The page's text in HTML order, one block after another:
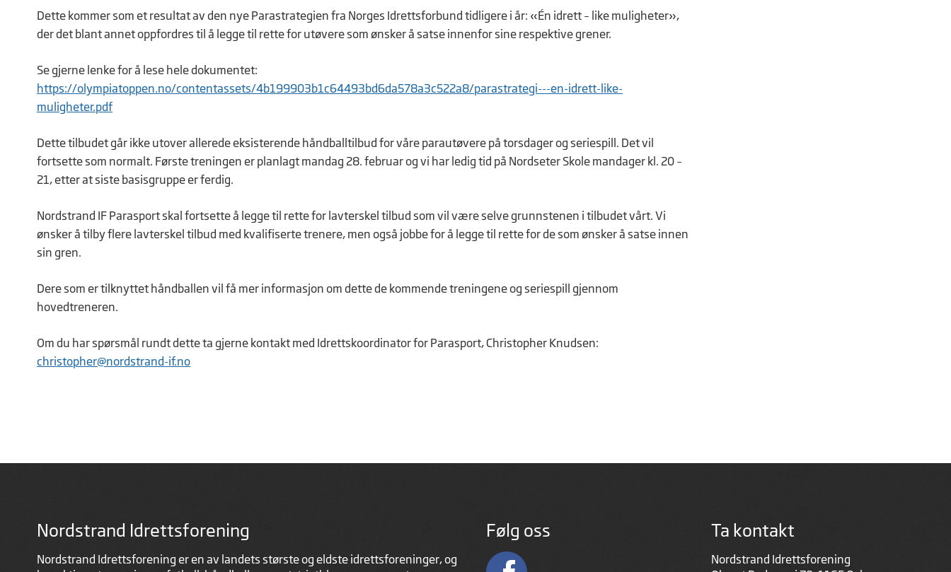
Dette kommer som et resultat av den nye Parastrategien fra Norges Idrettsforbund tidligere i år: «Én idrett – like muligheter»,
der det blant annet oppfordres til å legge til rette for utøvere som ønsker å satse innenfor sine respektive grener.
Se gjerne lenke for å lese hele dokumentet:
https://olympiatoppen.no/contentassets/4b199903b1c64493bd6da578a3c522a8/parastrategi---en-idrett-like-
muligheter.pdf
Dette tilbudet går ikke utover allerede eksisterende håndballtilbud for våre parautøvere på torsdager og seriespill. Det vil
fortsette som normalt. Første treningen er planlagt mandag 28. februar og vi har ledig tid på Nordseter Skole mandager kl. 20 –
21, etter at siste basisgruppe er ferdig.
Nordstrand IF Parasport skal fortsette å legge til rette for lavterskel tilbud som vil være selve grunnstenen i tilbudet vårt. Vi
ønsker å tilby flere lavterskel tilbud med kvalifiserte trenere, men også jobbe for å legge til rette for de som ønsker å satse innen
sin gren.
Dere som er tilknyttet håndballen vil få mer informasjon om dette de kommende treningene og seriespill gjennom
hovedtreneren.
Om du har spørsmål rundt dette ta gjerne kontakt med Idrettskoordinator for Parasport, Christopher Knudsen:
christopher@nordstrand-if.no
Nordstrand Idrettsforening
Nordstrand Idrettsforening er en av landets største og eldste idrettsforeninger, og
Følg oss Ta kontakt
Nordstrand Idrettsforening